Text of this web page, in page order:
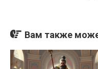
Вам также